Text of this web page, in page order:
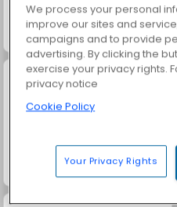
Jewel Garden Story
We process your personal
improve our sites and
campaigns and to provide
advertising. By clicking the
exercise your privacy rights.
privacy notice
Cookie Policy
Your Privacy Rights